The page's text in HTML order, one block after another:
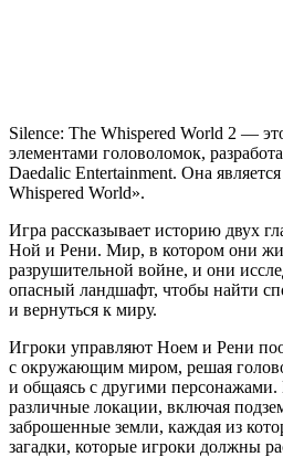
Silence: The Whispered World 2 —
элементами головоломок,
Daedalic Entertainment. Она
Whispered World».
Игра рассказывает историю двух
Ной и Рени. Мир, в котором они
разрушительной войне, и они
опасный ландшафт, чтобы найти
и вернуться к миру.
Игроки управляют Ноем и Рени
с окружающим миром, решая
и общаясь с другими персонажами.
различные локации, включая
заброшенные земли, каждая из
загадки, которые игроки должны